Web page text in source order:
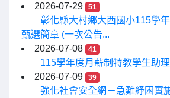
2026-07-29
51
彰化縣大村鄉大西國小115學
甄選簡章 (一次公告...
2026-07-08
41
115學年度月薪制特教學生助
2026-07-09
39
強化社會安全網－急難紓困實